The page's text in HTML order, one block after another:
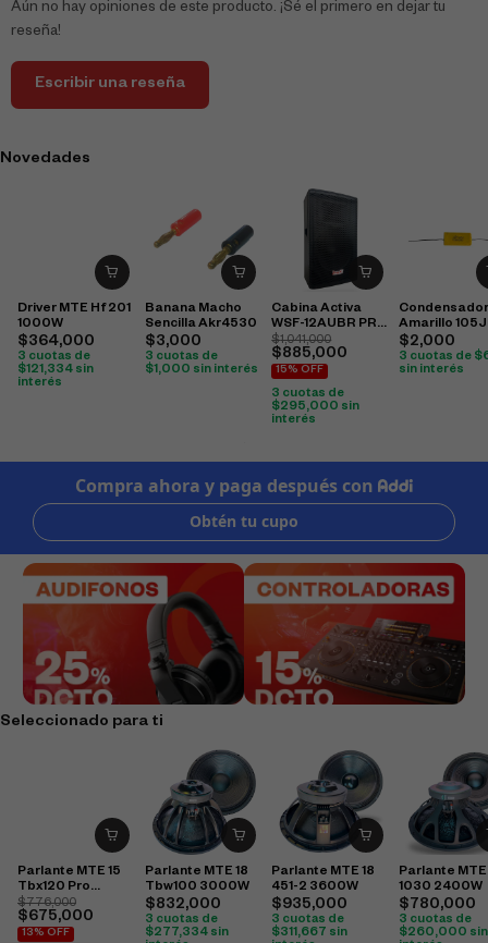
Aún no hay opiniones de este producto. ¡Sé el primero en dejar tu
reseña!
Escribir una reseña
Novedades
Driver MTE Hf 201
1000W
$364,000
3 cuotas de
$121,334 sin
interés
Banana Macho
Sencilla Akr4530
$3,000
3 cuotas de
$1,000 sin interés
Cabina Activa
WSF-12AUBR PRO
DJ
$1,041,000
$885,000
15% OFF
3 cuotas de
$295,000 sin
interés
Condensador
Amarillo 105J
250V
$2,000
3 cuotas de $
sin interés
Seleccionado para ti
Parlante MTE 15
Tbx120 Pro
2400W
$776,000
$675,000
13% OFF
Parlante MTE 18
Tbw100 3000W
$832,000
3 cuotas de
$277,334sin
Parlante MTE 18
451-2 3600W
$935,000
3 cuotas de
$311,667 sin
Parlante MTE
1030 2400W
$ 780,000
3 cuotas de
$260,000 sin